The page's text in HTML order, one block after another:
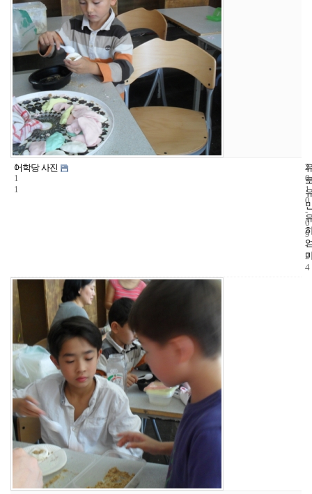
1
1
1
어학당 사진 2
2
0
1
0
-
0
9
-
2
4